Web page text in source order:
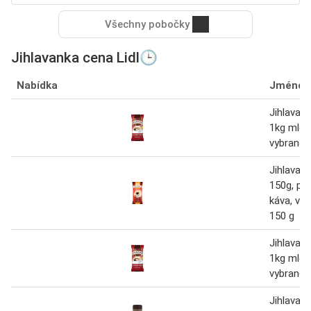
Všechny pobočky
Jihlavanka cena Lidl🕒
Nabídka Jméno
1kg
vybrané
150g,
káva,
150 g
1kg
vybrané